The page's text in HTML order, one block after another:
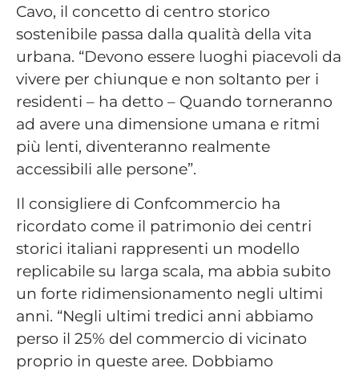
Cavo, il concetto di centro storico
sostenibile passa dalla qualità della vita
urbana. “Devono essere luoghi piacevoli da
vivere per chiunque e non soltanto per i
residenti – ha detto – Quando torneranno
ad avere una dimensione umana e ritmi
più lenti, diventeranno realmente
accessibili alle persone”.
Il consigliere di Confcommercio ha
ricordato come il patrimonio dei centri
storici italiani rappresenti un modello
replicabile su larga scala, ma abbia subito
un forte ridimensionamento negli ultimi
anni. “Negli ultimi tredici anni abbiamo
perso il 25% del commercio di vicinato
proprio in queste aree. Dobbiamo